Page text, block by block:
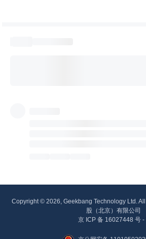
Copyright © 2026, Geekbang Technology Ltd.
股（北京）有限公司
京 ICP 备 16027448 号 -